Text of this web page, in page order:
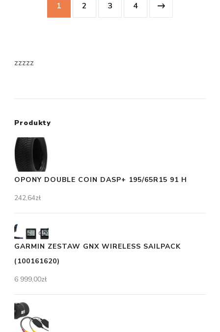
1 2 3 4
zzzzz
Produkty
OPONY DOUBLE COIN DASP+ 195/65R15 91 H
242,64zł
GARMIN ZESTAW GNX WIRELESS SAILPACK
(100161620)
6 999,00zł